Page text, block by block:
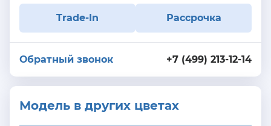
Trade-In Рассрочка
+7 (499) 213-12-14
Обратный звонок
Модель в других цветах